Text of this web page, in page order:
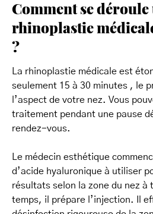
Comment se
rhinoplastie
?
La rhinoplastie médicale est
seulement 15 à 30 minutes , le
l’aspect de votre nez. Vous
traitement pendant une pause
rendez-vous.
Le médecin esthétique
d’acide hyaluronique à utiliser
résultats selon la zone du nez à
temps, il prépare l’injection. Il